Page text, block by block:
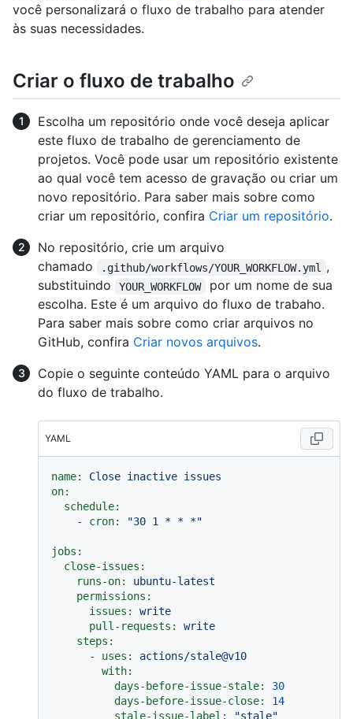
você personalizará o fluxo de trabalho para atender
às suas necessidades.
Criar o fluxo de trabalho
Escolha um repositório onde você deseja aplicar
este fluxo de trabalho de gerenciamento de
projetos. Você pode usar um repositório existente
ao qual você tem acesso de gravação ou criar um
novo repositório. Para saber mais sobre como
criar um repositório, confira Criar um repositório.
No repositório, crie um arquivo
chamado
.github/workflows/YOUR_WORKFLOW.yml
,
substituindo
YOUR_WORKFLOW
por um nome de sua
escolha. Este é um arquivo do fluxo de trabaho.
Para saber mais sobre como criar arquivos no
GitHub, confira Criar novos arquivos.
Copie o seguinte conteúdo YAML para o arquivo
do fluxo de trabalho.
YAML
name: Close inactive issues
on:
schedule:
-
cron: "30 1 * * *"
jobs:
close-issues:
runs-on:
ubuntu-latest
permissions:
issues:
write
pull-requests:
write
steps:
-
uses:
actions/stale@v10
with:
days-before-issue-stale:
30
days-before-issue-close:
14
stale-issue-label:
"stale"